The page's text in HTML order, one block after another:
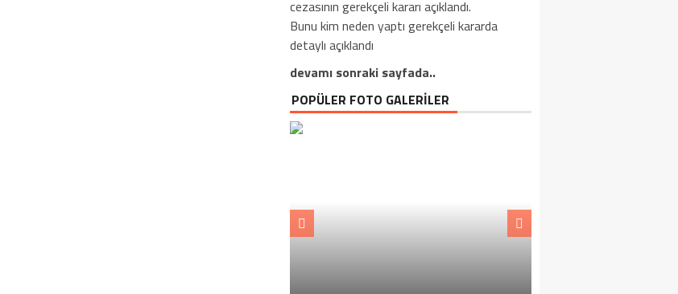
cezasının gerekçeli kararı açıklandı.
Bunu kim neden yaptı gerekçeli kararda
detaylı açıklandı
devamı sonraki sayfada..
POPÜLER FOTO GALERİLER